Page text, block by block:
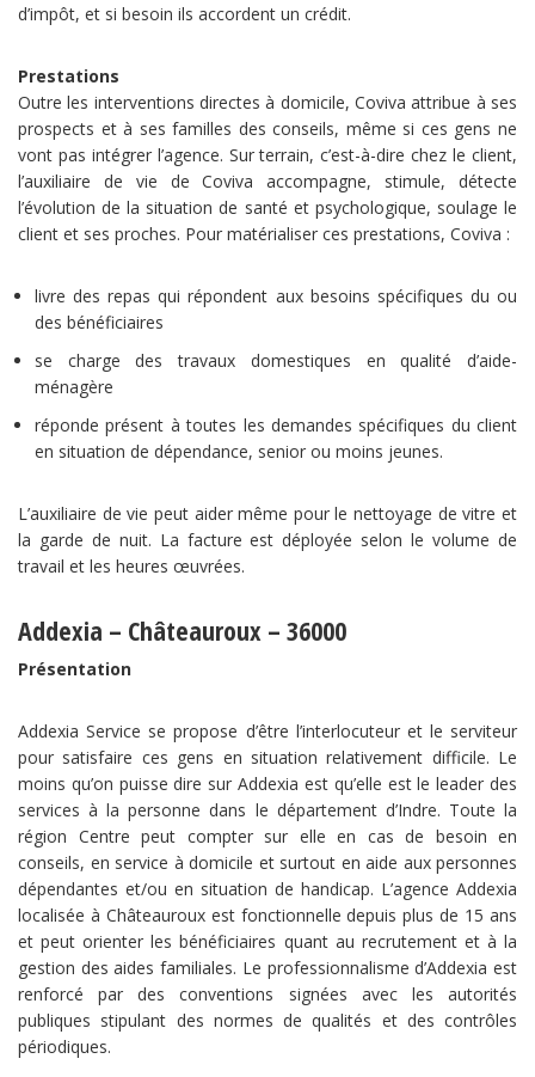
d’impôt, et si besoin ils accordent un crédit.
Prestations
Outre les interventions directes à domicile, Coviva attribue à ses
prospects et à ses familles des conseils, même si ces gens ne
vont pas intégrer l’agence. Sur terrain, c’est-à-dire chez le client,
l’auxiliaire de vie de Coviva accompagne, stimule, détecte
l’évolution de la situation de santé et psychologique, soulage le
client et ses proches. Pour matérialiser ces prestations, Coviva :
livre des repas qui répondent aux besoins spécifiques du ou
des bénéficiaires
se charge des travaux domestiques en qualité d’aide-
ménagère
réponde présent à toutes les demandes spécifiques du client
en situation de dépendance, senior ou moins jeunes.
L’auxiliaire de vie peut aider même pour le nettoyage de vitre et
la garde de nuit. La facture est déployée selon le volume de
travail et les heures œuvrées.
Addexia – Châteauroux – 36000
Présentation
Addexia Service se propose d’être l’interlocuteur et le serviteur
pour satisfaire ces gens en situation relativement difficile. Le
moins qu’on puisse dire sur Addexia est qu’elle est le leader des
services à la personne dans le département d’Indre. Toute la
région Centre peut compter sur elle en cas de besoin en
conseils, en service à domicile et surtout en aide aux personnes
dépendantes et/ou en situation de handicap. L’agence Addexia
localisée à Châteauroux est fonctionnelle depuis plus de 15 ans
et peut orienter les bénéficiaires quant au recrutement et à la
gestion des aides familiales. Le professionnalisme d’Addexia est
renforcé par des conventions signées avec les autorités
publiques stipulant des normes de qualités et des contrôles
périodiques.